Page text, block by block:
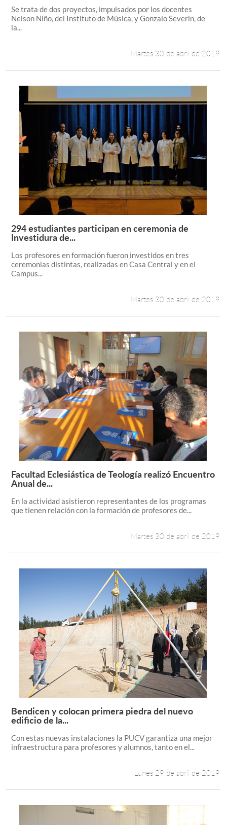
Se trata de dos proyectos, impulsados por los docentes
Nelson Niño, del Instituto de Música, y Gonzalo Severin, de
la...
Martes 30 de abril de 2019
Leer más +
294 estudiantes participan en ceremonia de
Investidura de...
Los profesores en formación fueron investidos en tres
ceremonias distintas, realizadas en Casa Central y en el
Campus...
Martes 30 de abril de 2019
Leer más +
Facultad Eclesiástica de Teología realizó Encuentro
Anual de...
En la actividad asistieron representantes de los programas
que tienen relación con la formación de profesores de...
Martes 30 de abril de 2019
Leer más +
Bendicen y colocan primera piedra del nuevo
edificio de la...
Con estas nuevas instalaciones la PUCV garantiza una mejor
infraestructura para profesores y alumnos, tanto en el...
Lunes 29 de abril de 2019